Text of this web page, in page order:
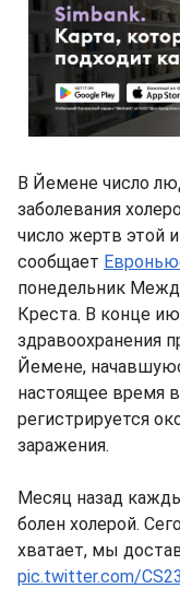
В Йемене число
заболевания
число жертв этой
сообщает
понедельник
Креста. В конце
здравоохранения
Йемене,
настоящее время
регистрируется
заражения.
Месяц назад
болен холерой.
хватает, мы
pic.twitter.com/